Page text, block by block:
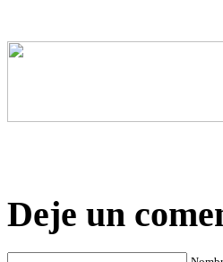
Deje un